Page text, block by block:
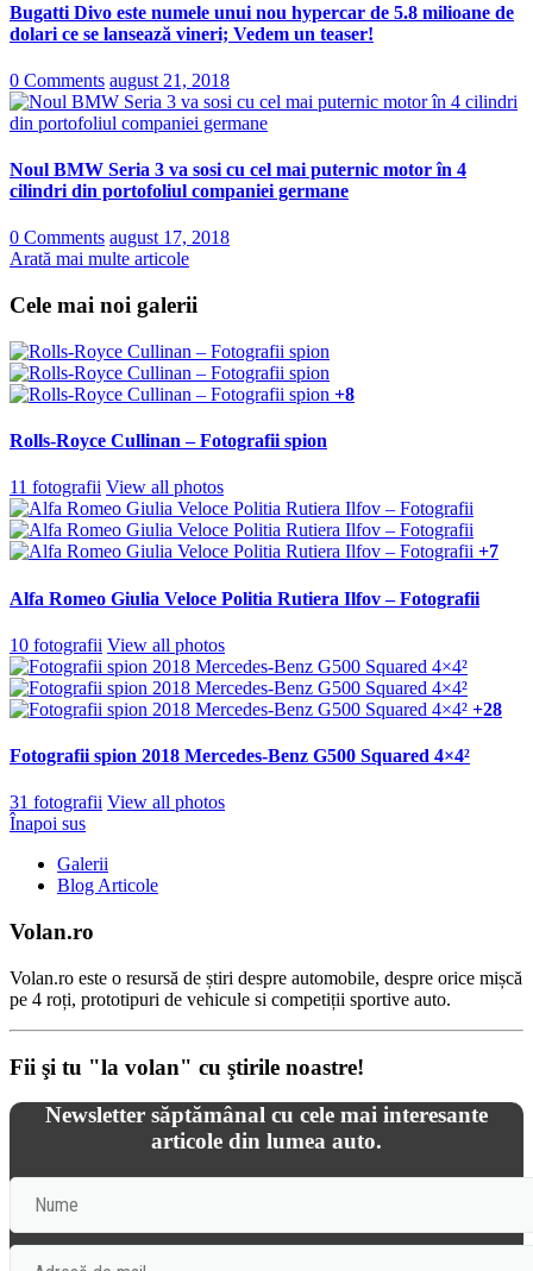
Bugatti Divo este numele unui nou hypercar de 5.8 milioane de
dolari ce se lansează vineri; Vedem un teaser!
0 Comments august 21, 2018
Noul BMW Seria 3 va sosi cu cel mai puternic motor în 4
cilindri din portofoliul companiei germane
0 Comments august 17, 2018
Arată mai multe articole
Cele mai noi galerii
+8
Rolls-Royce Cullinan – Fotografii spion
11 fotografii View all photos
+7
Alfa Romeo Giulia Veloce Politia Rutiera Ilfov – Fotografii
10 fotografii View all photos
+28
Fotografii spion 2018 Mercedes-Benz G500 Squared 4×4²
31 fotografii View all photos
Înapoi sus
Galerii
Blog Articole
Volan.ro
Volan.ro este o resursă de știri despre automobile, despre orice mișcă
pe 4 roți, prototipuri de vehicule si competiții sportive auto.
Fii şi tu "la volan" cu ştirile noastre!
Newsletter săptămânal cu cele mai interesante
articole din lumea auto.